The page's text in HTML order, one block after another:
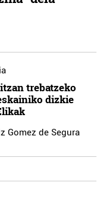
trebatzeko
dizkie
Gomez de Segura